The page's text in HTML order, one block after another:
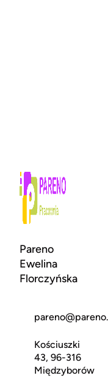
Pareno
Ewelina
Florczyńska
Kościuszki
43, 96-316
Międzyborów